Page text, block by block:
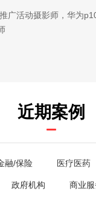
广活动摄影师，华为
近期案例
融/保险 医疗医药
政府机构 商业服